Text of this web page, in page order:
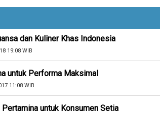
dan Kuliner Khas Indonesia
19:08 WIB
untuk Performa Maksimal
11:08 WIB
untuk Konsumen Setia